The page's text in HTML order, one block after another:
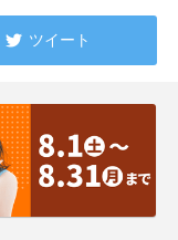
ツイート